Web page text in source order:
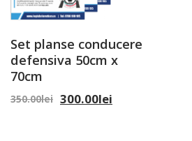
Set planse conducere
defensiva 50cm x
70cm
350.00lei 300.00lei